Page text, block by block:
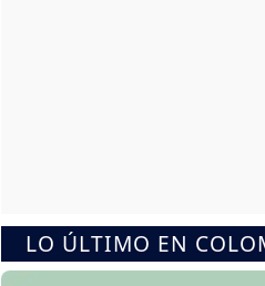
LO ÚLTIMO EN